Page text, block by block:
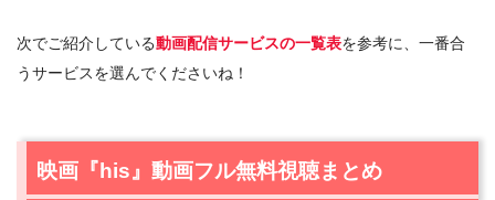
次でご紹介している動画配信サービスの一覧表を参考に、一番合
うサービスを選んでくださいね！
映画『his』動画フル無料視聴まとめ